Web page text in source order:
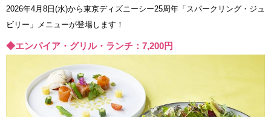
2026年4月8日(水)から東京ディズニーシー25周年「スパークリング・ジュ
ビリー」メニューが登場します！
◆エンパイア・グリル・ランチ：7,200円